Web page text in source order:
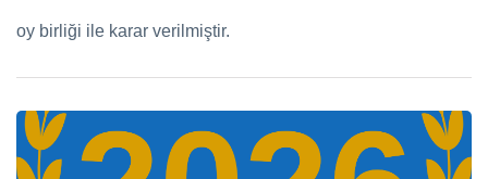
oy birliği ile karar verilmiştir.